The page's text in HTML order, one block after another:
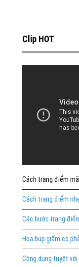
Clip HOT
Cách trang điểm
Cách trang điểm
Các bước trang
Hoa bụp giấm có
Công dụng tuyệt